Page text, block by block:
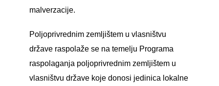
malverzacije.
Poljoprivrednim zemljištem u vlasništvu
države raspolaže se na temelju Programa
raspolaganja poljoprivrednim zemljištem u
vlasništvu države koje donosi jedinica lokalne